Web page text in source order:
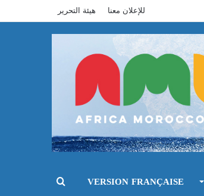
للإعلان معنا هيئة التحرير
VERSION FRANÇAISE بحث